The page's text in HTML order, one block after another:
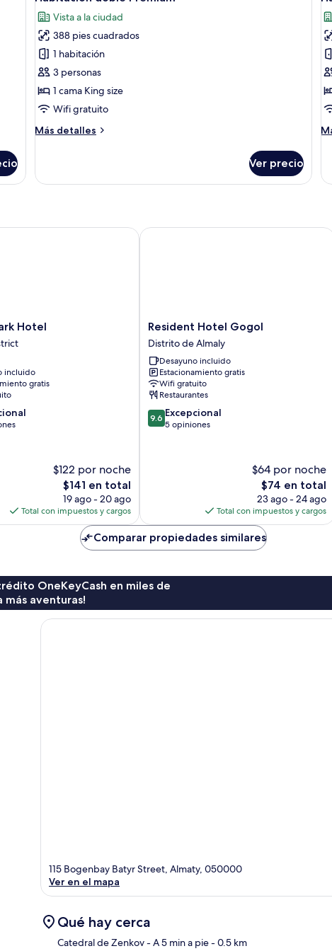
todas
las
fotos
de
Habitación
doble
Premium
Vista a la ciudad
388 pies cuadrados
1 habitación
3 personas
1 cama King size
Wifi gratuito
Más detalles
Más
doble
Ver precio
Hotel
incluido
gratis
$122 por noche
El
precio
actual
es
$141 en total
19 ago - 20 ago
Total con impuestos y cargos
Hotel
Resident
Hotel
Gogol
Distrito
de
Almaly
Resident Hotel Gogol
Distrito de Almaly
Desayuno incluido
Estacionamiento gratis
Wifi gratuito
Restaurantes
9.6
de
9.6 Excepcional
5 opiniones
$64 por noche
El
precio
actual
es
de
$74
$74 en total
23 ago - 24 ago
Total con impuestos y cargos
Resident Hotel Gogol
Comparar propiedades similares
OneKeyCash en miles de
más aventuras!
115 Bogenbay Batyr Street, Almaty, 050000
Ver en el mapa
Qué hay cerca
Catedral de Zenkov- A 5 min a pie- 0.5 km